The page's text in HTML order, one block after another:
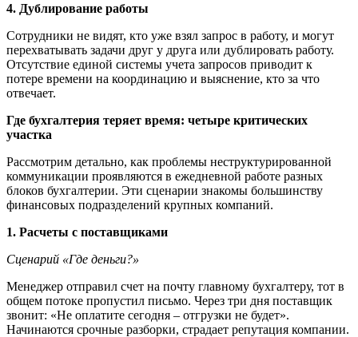
4. Дублирование работы
Сотрудники не видят, кто уже взял запрос в работу, и могут
перехватывать задачи друг у друга или дублировать работу.
Отсутствие единой системы учета запросов приводит к
потере времени на координацию и выяснение, кто за что
отвечает.
Где бухгалтерия теряет время: четыре критических
участка
Рассмотрим детально, как проблемы неструктурированной
коммуникации проявляются в ежедневной работе разных
блоков бухгалтерии. Эти сценарии знакомы большинству
финансовых подразделений крупных компаний.
1. Расчеты с поставщиками
Сценарий «Где деньги?»
Менеджер отправил счет на почту главному бухгалтеру, тот в
общем потоке пропустил письмо. Через три дня поставщик
звонит: «Не оплатите сегодня – отгрузки не будет».
Начинаются срочные разборки, страдает репутация компании.